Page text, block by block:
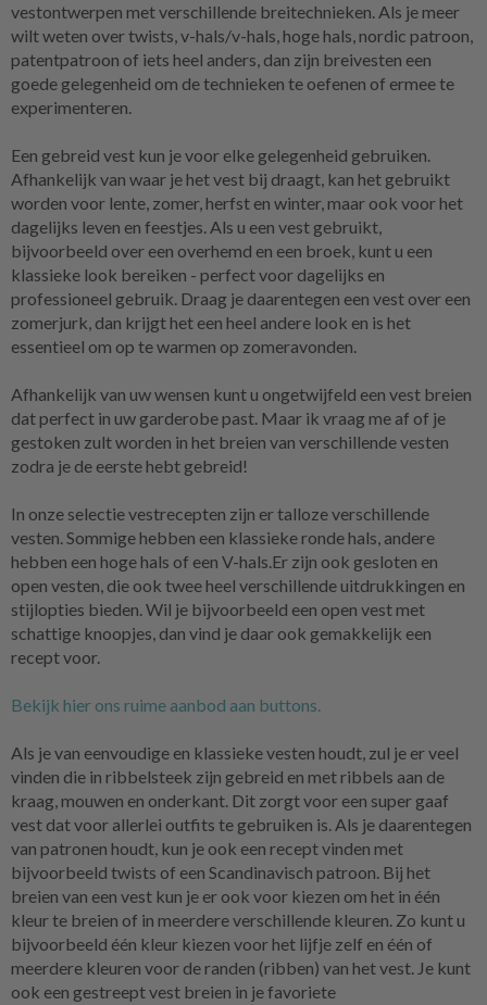
vestontwerpen met verschillende breitechnieken. Als je meer
wilt weten over twists, v-hals/v-hals, hoge hals, nordic patroon,
patentpatroon of iets heel anders, dan zijn breivesten een
goede gelegenheid om de technieken te oefenen of ermee te
experimenteren.
Een gebreid vest kun je voor elke gelegenheid gebruiken.
Afhankelijk van waar je het vest bij draagt, kan het gebruikt
worden voor lente, zomer, herfst en winter, maar ook voor het
dagelijks leven en feestjes. Als u een vest gebruikt,
bijvoorbeeld over een overhemd en een broek, kunt u een
klassieke look bereiken - perfect voor dagelijks en
professioneel gebruik. Draag je daarentegen een vest over een
zomerjurk, dan krijgt het een heel andere look en is het
essentieel om op te warmen op zomeravonden.
Afhankelijk van uw wensen kunt u ongetwijfeld een vest breien
dat perfect in uw garderobe past. Maar ik vraag me af of je
gestoken zult worden in het breien van verschillende vesten
zodra je de eerste hebt gebreid!
In onze selectie vestrecepten zijn er talloze verschillende
vesten. Sommige hebben een klassieke ronde hals, andere
hebben een hoge hals of een V-hals.Er zijn ook gesloten en
open vesten, die ook twee heel verschillende uitdrukkingen en
stijlopties bieden. Wil je bijvoorbeeld een open vest met
schattige knoopjes, dan vind je daar ook gemakkelijk een
recept voor.
Bekijk hier ons ruime aanbod aan buttons.
Als je van eenvoudige en klassieke vesten houdt, zul je er veel
vinden die in ribbelsteek zijn gebreid en met ribbels aan de
kraag, mouwen en onderkant. Dit zorgt voor een super gaaf
vest dat voor allerlei outfits te gebruiken is. Als je daarentegen
van patronen houdt, kun je ook een recept vinden met
bijvoorbeeld twists of een Scandinavisch patroon. Bij het
breien van een vest kun je er ook voor kiezen om het in één
kleur te breien of in meerdere verschillende kleuren. Zo kunt u
bijvoorbeeld één kleur kiezen voor het lijfje zelf en één of
meerdere kleuren voor de randen (ribben) van het vest. Je kunt
ook een gestreept vest breien in je favoriete